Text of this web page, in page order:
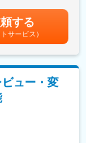
分の立地。手術
リンジポンプ、
器の開発、改
機器(特に人工
設計までを主
是正、再発防止
（計画、実施、
び改善活動の
るため、領域
額)は固定手当を
する
サービス）
ビュー・変